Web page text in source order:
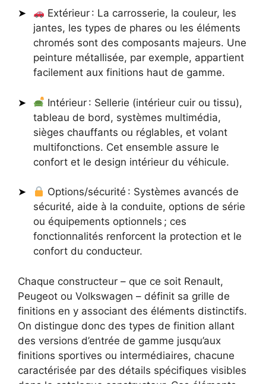
Extérieur : La carrosserie, la couleur, les
jantes, les types de phares ou les éléments
chromés sont des composants majeurs. Une
peinture métallisée, par exemple, appartient
facilement aux finitions haut de gamme.
Intérieur : Sellerie (intérieur cuir ou tissu),
tableau de bord, systèmes multimédia,
sièges chauffants ou réglables, et volant
multifonctions. Cet ensemble assure le
confort et le design intérieur du véhicule.
Options/sécurité : Systèmes avancés de
sécurité, aide à la conduite, options de série
ou équipements optionnels ; ces
fonctionnalités renforcent la protection et le
confort du conducteur.
Chaque constructeur – que ce soit Renault,
Peugeot ou Volkswagen – définit sa grille de
finitions en y associant des éléments distinctifs.
On distingue donc des types de finition allant
des versions d’entrée de gamme jusqu’aux
finitions sportives ou intermédiaires, chacune
caractérisée par des détails spécifiques visibles